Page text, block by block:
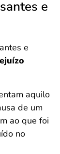
e
e
aquilo
de um
ao que foi
no